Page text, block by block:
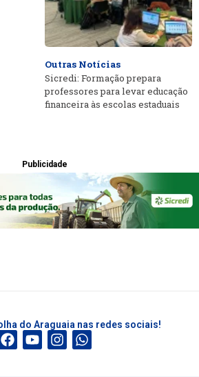
Outras Notícias
Sicredi: Formação prepara
professores para levar educação
financeira às escolas estaduais
Publicidade
do Araguaia nas redes sociais!